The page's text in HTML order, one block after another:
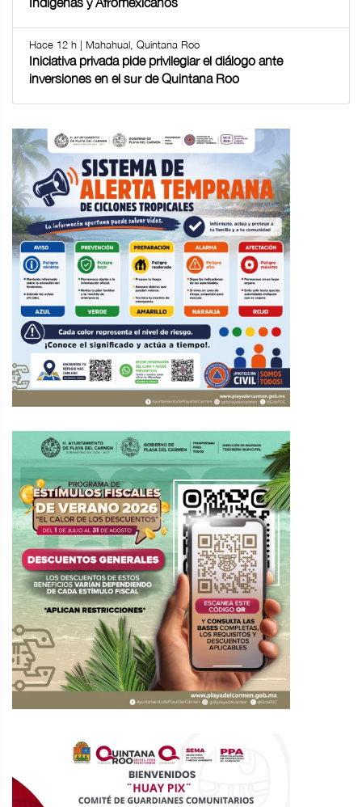
Hace 12 h | Mahahual, Quintana Roo
Iniciativa privada pide privilegiar el diálogo ante
inversiones en el sur de Quintana Roo